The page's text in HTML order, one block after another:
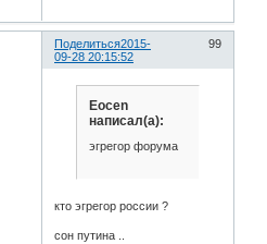
Поделиться 99
2015-
09-28 20:15:52
Eocen
написал(а):
эгрегор форума
кто эгрегор россии ?
сон путина ..